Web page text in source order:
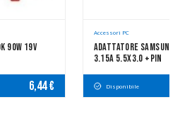
19V
6,44 €
Accessori PC
Adattatore Samsung
3.15A 5.5x3.0 +pin
Disponibile